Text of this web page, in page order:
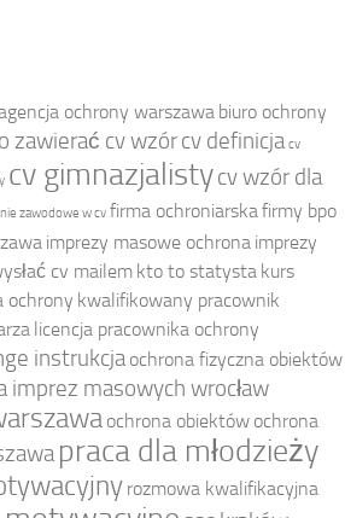
ochrony warszawa biuro ochrony
zawierać cv wzórcv definicja cv
cv gimnazjalistycv wzór dla
zawodowe w cv firma ochroniarskafirmy bpo
imprezy masowe ochrona imprezy
cv mailem kto to statysta kurs
ochrony kwalifikowany pracownik
licencja pracownika ochrony
instrukcja ochrona fizyczna obiektów
imprez masowych wrocław
ochrona obiektów ochrona
praca dla młodzieży
rozmowa kwalifikacyjna